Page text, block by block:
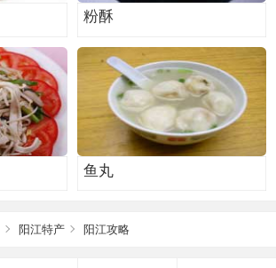
粉酥
鱼丸
阳江特产 阳江攻略